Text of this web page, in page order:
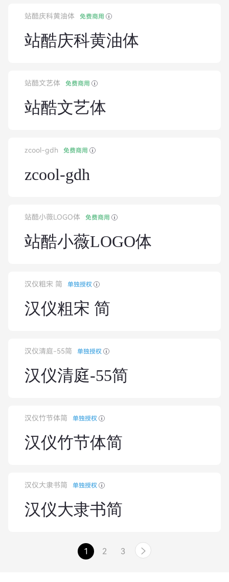
站酷庆科黄油体 免费商用
站酷庆科黄油体
站酷文艺体 免费商用
站酷文艺体
zcool-gdh 免费商用
zcool-gdh
站酷小薇LOGO体 免费商用
站酷小薇LOGO体
汉仪粗宋 简 单独授权
汉仪粗宋 简
汉仪清庭-55简 单独授权
汉仪清庭-55简
汉仪竹节体简 单独授权
汉仪竹节体简
汉仪大隶书简 单独授权
汉仪大隶书简
1 2 3 